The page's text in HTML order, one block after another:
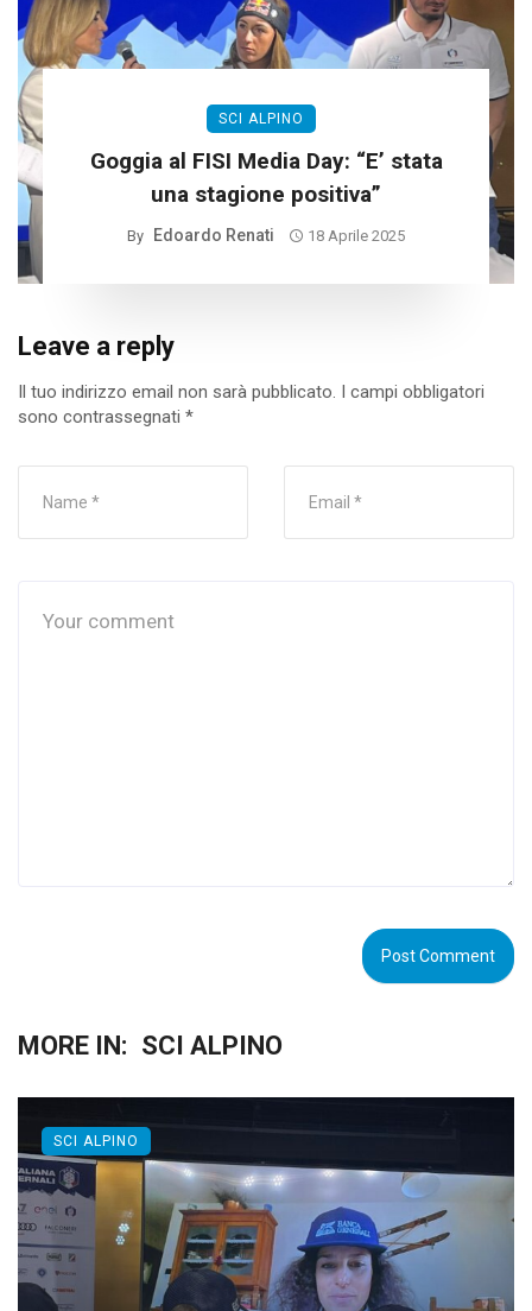
SCI ALPINO
Goggia al FISI Media Day: “E’ stata
una stagione positiva”
By Edoardo Renati 18 Aprile 2025
Leave a reply
Il tuo indirizzo email non sarà pubblicato. I campi obbligatori
sono contrassegnati *
MORE IN: SCI ALPINO
SCI ALPINO